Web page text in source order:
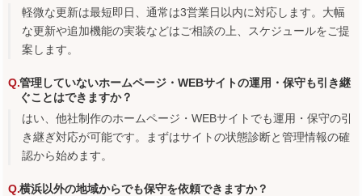
軽微な更新は最短即日、通常は3営業日以内に対応します。大幅
な更新や追加機能の実装などはご相談の上、スケジュールをご提
案します。
管理していないホームページ・WEBサイトの運用・保守も引き継
ぐことはできますか？
はい、他社制作のホームページ・WEBサイトでも運用・保守の引
き継ぎ対応が可能です。まずはサイトの状態診断と管理情報の確
認から始めます。
横浜以外の地域からでも保守を依頼できますか？